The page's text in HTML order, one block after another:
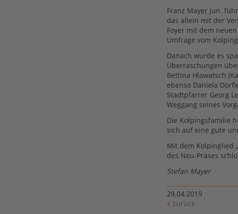
Franz Mayer jun.
das allein mit der
Foyer mit dem
Umfrage vom
Danach wurde es
Überraschungen
Bettina Hlawatsch
ebenso Daniela
Stadtpfarrer Georg
Weggang seines
Die Kolpingsfamilie
sich auf eine gute
Mit dem Kolpinglied
des Neu-Präses
Stefan Mayer
29.04.2019
zurück